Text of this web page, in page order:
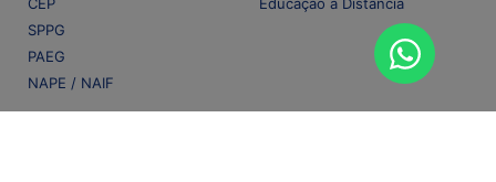
SPPG
PAEG
NAPE / NAIF